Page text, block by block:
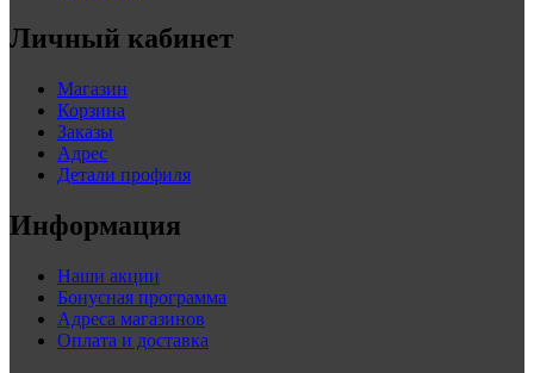
Личный кабинет
Магазин
Корзина
Заказы
Адрес
Детали профиля
Информация
Наши акции
Бонусная программа
Адреса магазинов
Оплата и доставка